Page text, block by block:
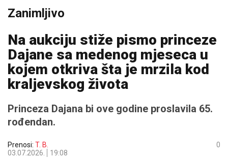
Zanimljivo
Na aukciju stiže pismo princeze
Dajane sa medenog mjeseca u
kojem otkriva šta je mrzila kod
kraljevskog života
Princeza Dajana bi ove godine proslavila 65.
rođendan.
Prenosi: T. B.
03.07.2026.
19:08
0